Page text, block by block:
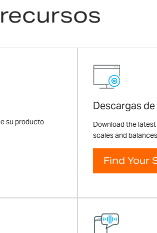
su producto
Descargas
Download the
scales and
Find Your